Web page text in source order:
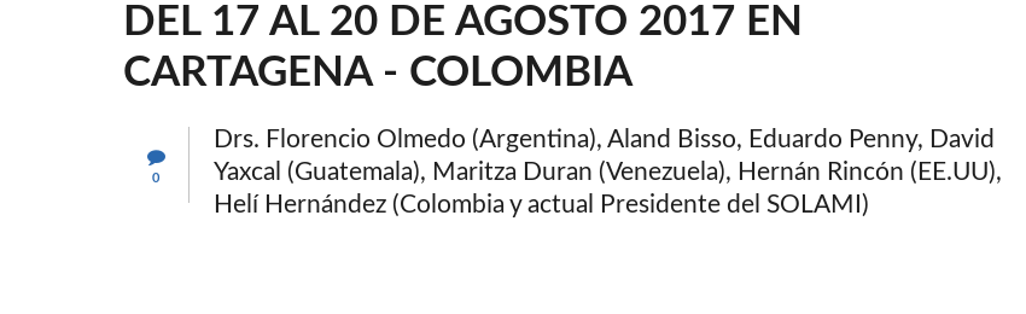
DEL 17 AL 20 DE AGOSTO 2017 EN
CARTAGENA - COLOMBIA
0
Drs. Florencio Olmedo (Argentina), Aland Bisso, Eduardo Penny, David
Yaxcal (Guatemala), Maritza Duran (Venezuela), Hernán Rincón (EE.UU),
Helí Hernández (Colombia y actual Presidente del SOLAMI)